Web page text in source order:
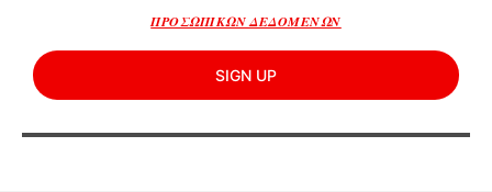
ΠΡΟΣΩΠΙΚΩΝ ΔΕΔΟΜΕΝΩΝ
SIGN UP